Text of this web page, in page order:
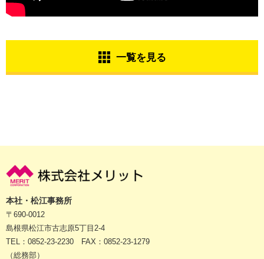
一覧を見る
本社・松江事務所
〒690-0012
島根県松江市古志原5丁目2-4
TEL：0852-23-2230 FAX：0852-23-1279
（総務部）